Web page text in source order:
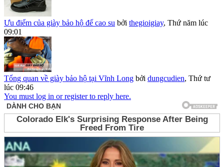
Ưu điểm của giày bảo hộ đế cao su bởi thegioigiay, Thứ năm lúc
09:01
Tổng quan về giày bảo hộ tại Vĩnh Long bởi dungcudien, Thứ tư
lúc 09:46
You must log in or register to reply here.